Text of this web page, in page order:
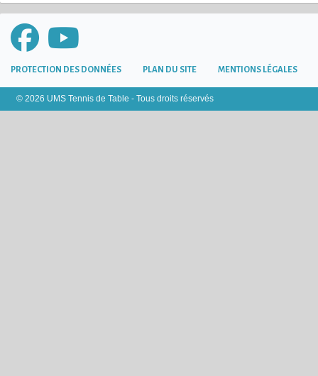
PROTECTION DES DONNÉES PLAN DU SITE MENTIONS LÉGALES
© 2026 UMS Tennis de Table - Tous droits réservés